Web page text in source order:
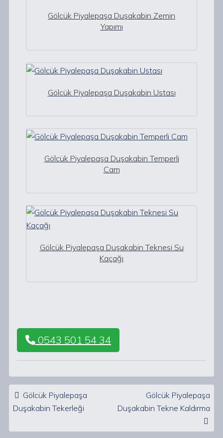
Gölcük Piyalepaşa Duşakabin Zemin
Yapımı
Gölcük Piyalepaşa Duşakabin Ustası
Gölcük Piyalepaşa Duşakabin Temperli
Cam
Gölcük Piyalepaşa Duşakabin Teknesi Su
Kaçağı
0543 501 54 34
Post navigation
Gölcük Piyalepaşa
Duşakabin Tekerleği
Gölcük Piyalepaşa
Duşakabin Tekne Kaldırma